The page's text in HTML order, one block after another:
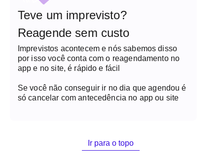
Teve um imprevisto?
Reagende sem custo
Imprevistos acontecem e nós sabemos disso
por isso você conta com o reagendamento no
app e no site, é rápido e fácil
Se você não conseguir ir no dia que agendou é
só cancelar com antecedência no app ou site
Ir para o topo